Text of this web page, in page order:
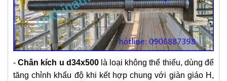
-Chân kích u d34x500là loại không thể thiếu, dùng để
tăng chỉnh khẩu độ khi kết hợp chung với giàn giáo H,